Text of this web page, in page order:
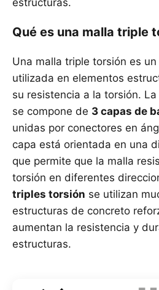
estructuras.
Qué es una malla triple
Una malla triple torsión es
utilizada en elementos
su resistencia a la torsión.
se compone de 3 capas de
unidas por conectores en
capa está orientada en una
que permite que la malla
torsión en diferentes
triples torsión se utilizan
estructuras de concreto
aumentan la resistencia y
estructuras.